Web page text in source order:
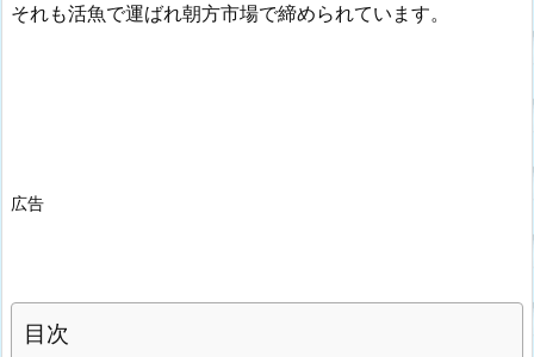
それも活魚で運ばれ朝方市場で締められています。
広告
目次